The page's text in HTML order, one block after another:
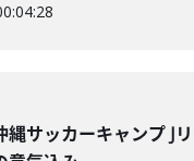
縄サッカーキャンプ J